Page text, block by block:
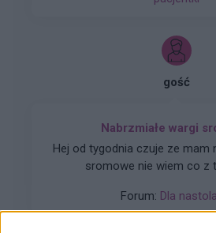
miliony Dziękuję
gość
Nabrzmiałe wargi
Hej od tygodnia czuje ze mam
sromowe nie wiem co z
Forum: Dla